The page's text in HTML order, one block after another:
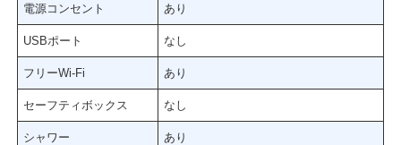
電源コンセント あり
USBポート なし
フリーWi-Fi あり
セーフティボックス なし
シャワー あり